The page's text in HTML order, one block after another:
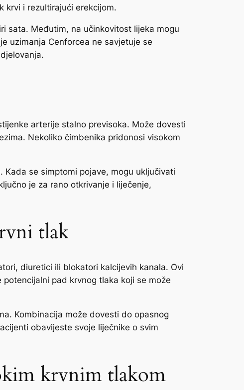
krvi i rezultirajući erekcijom.
sata. Međutim, na učinkovitost lijeka mogu
uzimanja Cenforcea ne savjetuje se
arterije stalno previsoka. Može dovesti
Nekoliko čimbenika pridonosi visokom
se simptomi pojave, mogu uključivati
je za rano otkrivanje i liječenje,
tlak
diuretici ili blokatori kalcijevih kanala. Ovi
pad krvnog tlaka koji se može
Kombinacija može dovesti do opasnog
obavijeste svoje liječnike o svim
krvnim tlakom